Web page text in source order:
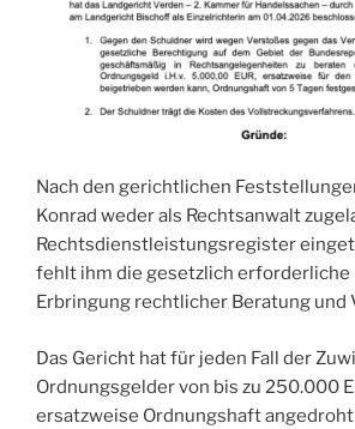
Nach den gerichtlichen
Konrad weder als Rechtsanwalt
Rechtsdienstleistungsregister
fehlt ihm die gesetzlich erforderliche
Erbringung rechtlicher Beratung und
Das Gericht hat für jeden Fall der
Ordnungsgelder von bis zu 250.000
ersatzweise Ordnungshaft